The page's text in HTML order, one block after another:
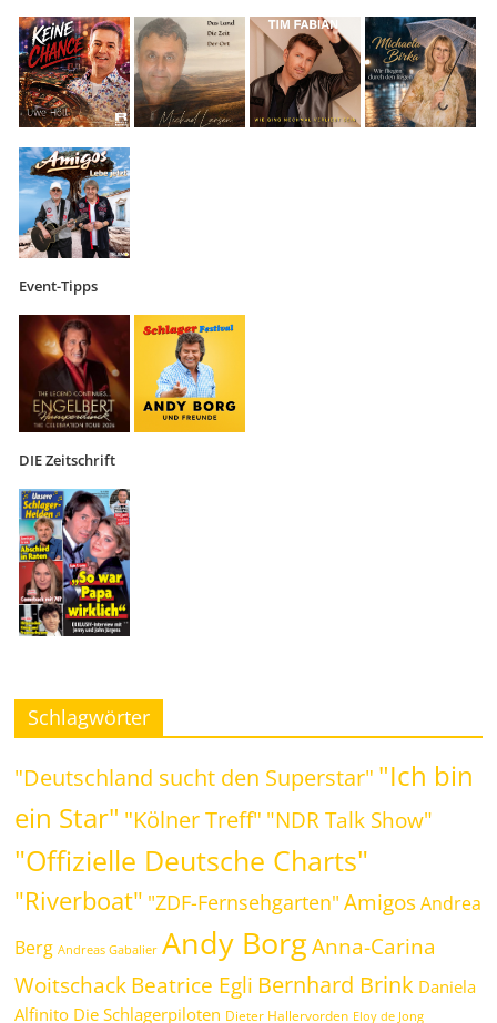
Event-Tipps
DIE Zeitschrift
Schlagwörter
"Deutschland sucht den Superstar" "Ich bin
ein Star" "Kölner Treff" "NDR Talk Show"
"Offizielle Deutsche Charts"
"Riverboat" "ZDF-Fernsehgarten" Amigos Andrea
Berg Andreas Gabalier Andy Borg Anna-Carina
WoitschackBeatrice Egli Bernhard Brink Daniela
Alfinito Die Schlagerpiloten Dieter Hallervorden Eloy de Jong